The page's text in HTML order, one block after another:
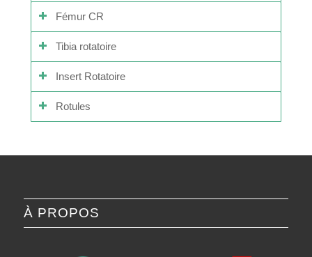
Fémur CR
Tibia rotatoire
Insert Rotatoire
Rotules
À PROPOS